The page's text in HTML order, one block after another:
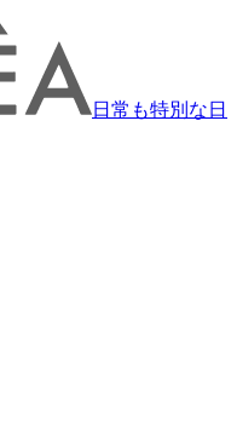
日常も特別な日